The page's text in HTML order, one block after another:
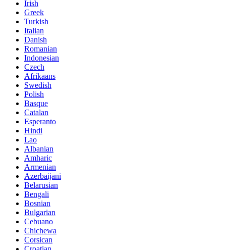
Irish
Greek
Turkish
Italian
Danish
Romanian
Indonesian
Czech
Afrikaans
Swedish
Polish
Basque
Catalan
Esperanto
Hindi
Lao
Albanian
Amharic
Armenian
Azerbaijani
Belarusian
Bengali
Bosnian
Bulgarian
Cebuano
Chichewa
Corsican